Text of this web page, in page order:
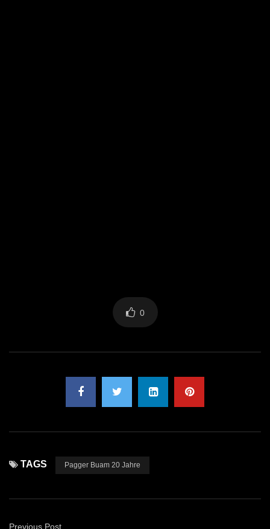
0
TAGS Pagger Buam 20 Jahre
Previous Post